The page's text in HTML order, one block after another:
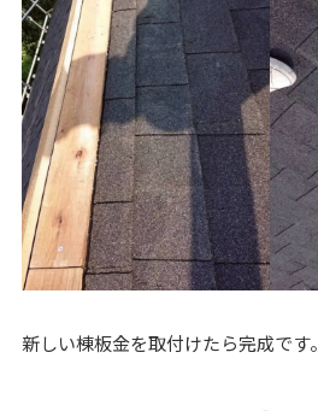
新しい棟板金を取付けたら完成です。